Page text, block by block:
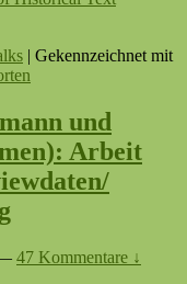
| Gekennzeichnet mit
und
Arbeit
47 Kommentare ↓